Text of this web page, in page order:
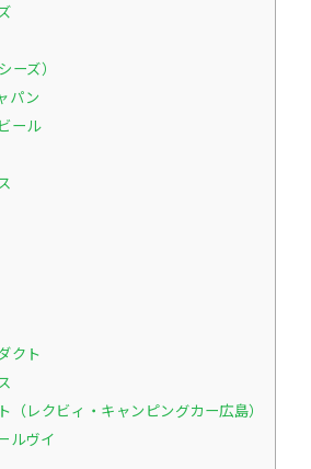
ーズ）
パン
ール
クト
（レクビィ・キャンピングカー広島）
ルヴイ